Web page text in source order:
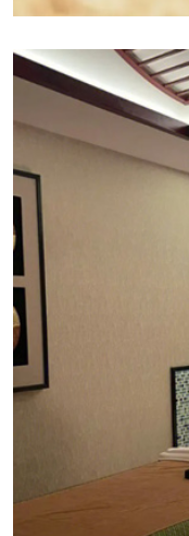
南昌精油按摩:精油
现代产品，它使用
达到放松心情、
帮助改善皮肤状态
透进入血液，产生